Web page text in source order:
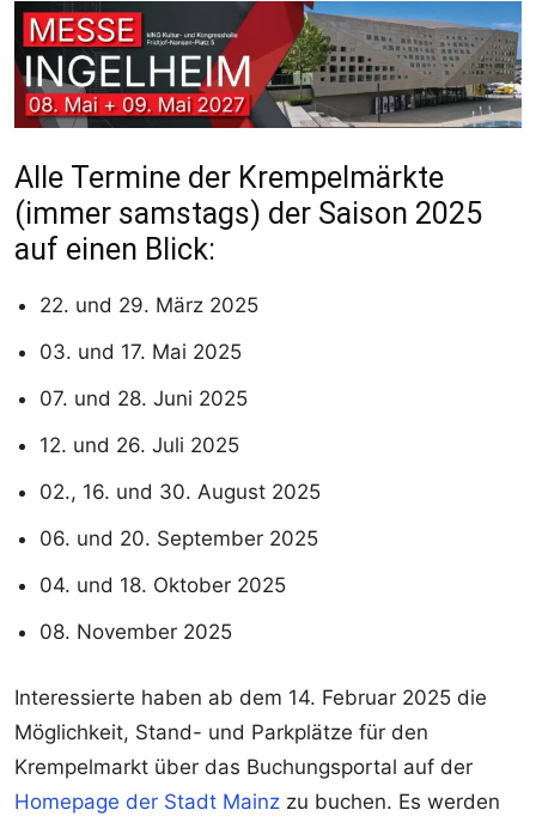
Alle Termine der Krempelmärkte
(immer samstags) der Saison 2025
auf einen Blick:
22. und 29. März 2025
03. und 17. Mai 2025
07. und 28. Juni 2025
12. und 26. Juli 2025
02., 16. und 30. August 2025
06. und 20. September 2025
04. und 18. Oktober 2025
08. November 2025
Interessierte haben ab dem 14. Februar 2025 die
Möglichkeit, Stand- und Parkplätze für den
Krempelmarkt über das Buchungsportal auf der
Homepage der Stadt Mainz zu buchen. Es werden